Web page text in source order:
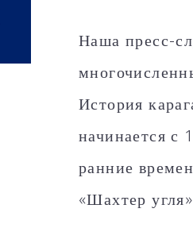
Наша пресс-
История
начинается с
ранние
«Шахтер